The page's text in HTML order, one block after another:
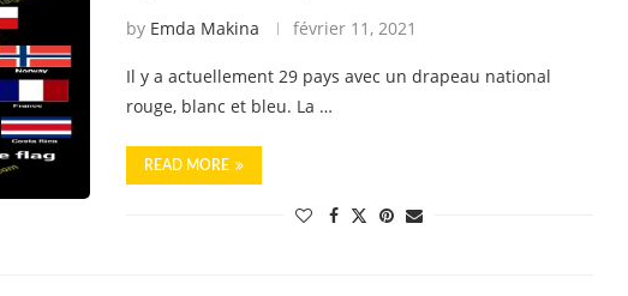
by Emda Makina février 11, 2021
Il y a actuellement 29 pays avec un drapeau national
rouge, blanc et bleu. La …
READ MORE